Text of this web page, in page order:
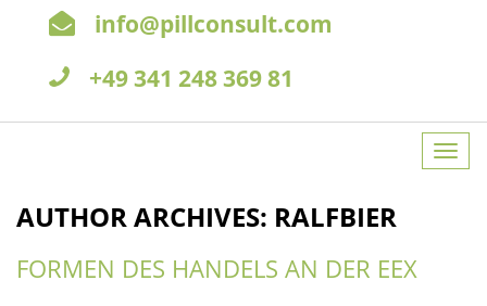
info@pillconsult.com
+49 341 248 369 81
AUTHOR ARCHIVES: RALFBIER
FORMEN DES HANDELS AN DER EEX